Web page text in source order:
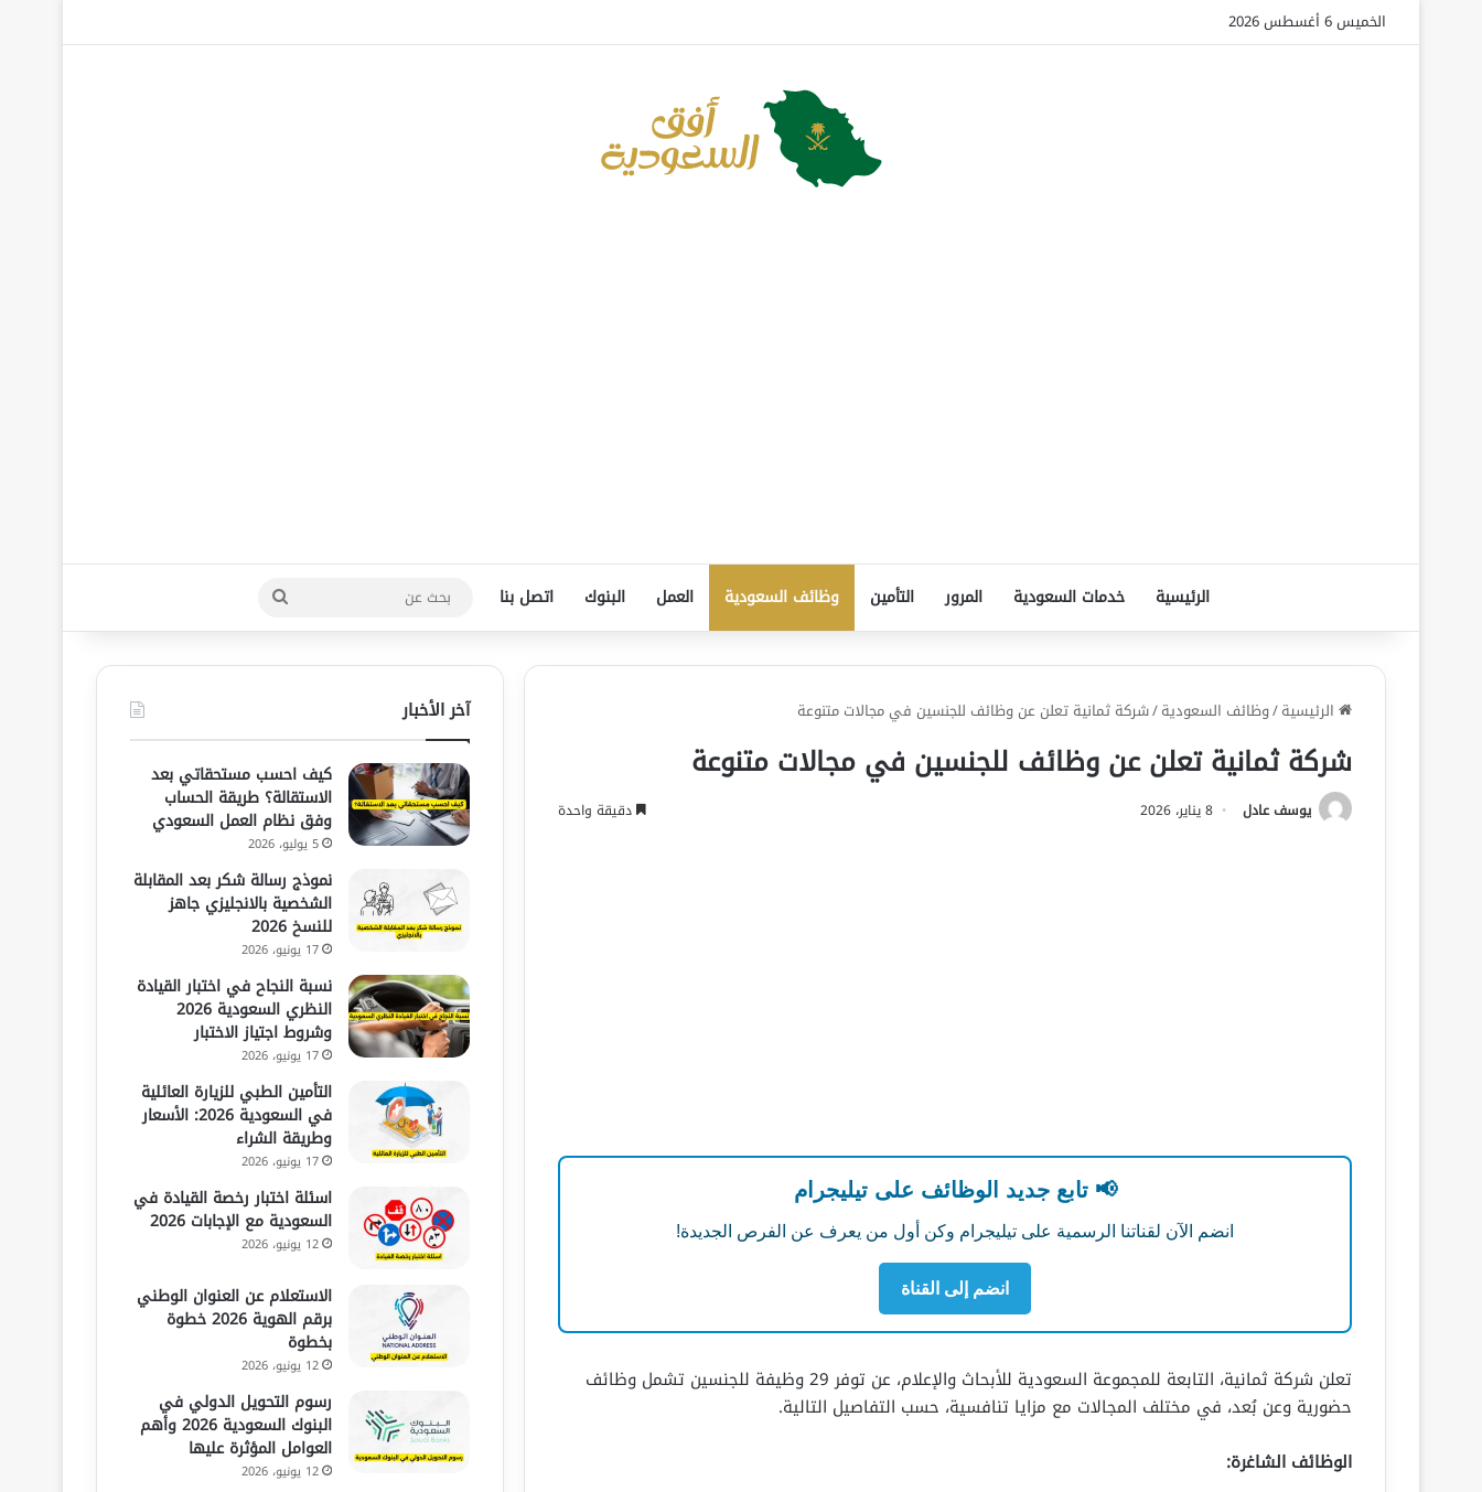
الخميس 6 أغسطس 2026
الرئيسية خدمات السعودية المرور التأمين وظائف السعودية العمل البنوك اتصل بنا
بحث
عن
الرئيسية/وظائف السعودية/شركة ثمانية تعلن عن وظائف للجنسين في مجالات متنوعة
شركة ثمانية تعلن عن وظائف للجنسين في مجالات متنوعة
يوسف عادل 8 يناير، 2026 دقيقة واحدة
📢 تابع جديد الوظائف على تيليجرام
انضم الآن لقناتنا الرسمية على تيليجرام وكن أول من يعرف عن الفرص الجديدة!
انضم إلى القناة
تعلن شركة ثمانية، التابعة للمجموعة السعودية للأبحاث والإعلام، عن توفر 29 وظيفة للجنسين تشمل وظائف
حضورية وعن بُعد، في مختلف المجالات مع مزايا تنافسية، حسب التفاصيل التالية.
الوظائف الشاغرة:
آخر الأخبار
كيف احسب مستحقاتي بعد
الاستقالة؟ طريقة الحساب
وفق نظام العمل السعودي
5 يوليو، 2026
نموذج رسالة شكر بعد المقابلة
الشخصية بالانجليزي جاهز
للنسخ 2026
17 يونيو، 2026
نسبة النجاح في اختبار القيادة
النظري السعودية 2026
وشروط اجتياز الاختبار
17 يونيو، 2026
التأمين الطبي للزيارة العائلية
في السعودية 2026: الأسعار
وطريقة الشراء
17 يونيو، 2026
اسئلة اختبار رخصة القيادة في
السعودية مع الإجابات 2026
12 يونيو، 2026
الاستعلام عن العنوان الوطني
برقم الهوية 2026 خطوة
بخطوة
12 يونيو، 2026
رسوم التحويل الدولي في
البنوك السعودية 2026 وأهم
العوامل المؤثرة عليها
12 يونيو، 2026